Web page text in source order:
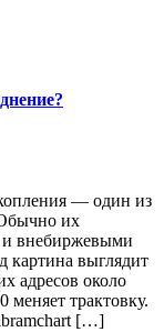
— один из
их
и внебиржевыми
картина выглядит
адресов около
меняет трактовку.
[…]